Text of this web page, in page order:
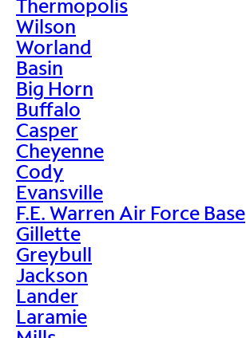
Thermopolis
Wilson
Worland
Basin
Big Horn
Buffalo
Casper
Cheyenne
Cody
Evansville
F.E. Warren Air Force Base
Gillette
Greybull
Jackson
Lander
Laramie